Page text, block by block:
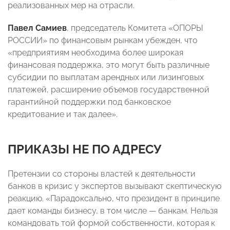
реализованных мер на отрасли.
Павел Самиев, председатель Комитета «ОПОРЫ
РОССИИ» по финансовым рынкам убежден, что
«предприятиям необходима более широкая
финансовая поддержка, это могут быть различные
субсидии по выплатам арендных или лизинговых
платежей, расширение объемов государственной
гарантийной поддержки под банковское
кредитование и так далее».
ПРИКАЗЫ НЕ ПО АДРЕСУ
Претензии со стороны властей к деятельности
банков в кризис у экспертов вызывают скептическую
реакцию. «Парадоксально, что президент в принципе
дает команды бизнесу, в том числе — банкам. Нельзя
командовать той формой собственности, которая к